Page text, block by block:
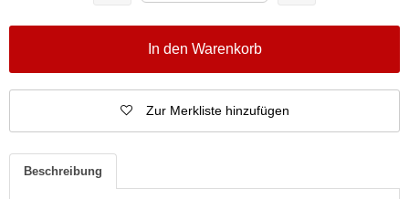
In den Warenkorb
Zur Merkliste hinzufügen
Beschreibung